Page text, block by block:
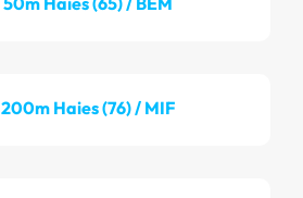
200m Haies (76) / MIF